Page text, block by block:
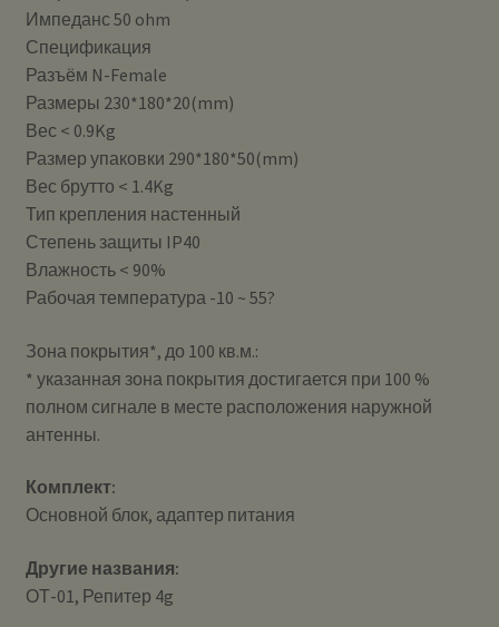
Импеданс 50 ohm
Спецификация
Разъём N-Female
Размеры 230*180*20(mm)
Вес < 0.9Kg
Размер упаковки 290*180*50(mm)
Вес брутто < 1.4Kg
Тип крепления настенный
Степень защиты IP40
Влажность < 90%
Рабочая температура -10 ~ 55?
Зона покрытия*, до 100 кв.м.:
* указанная зона покрытия достигается при 100 %
полном сигнале в месте расположения наружной
антенны.
Комплект:
Основной блок, адаптер питания
Другие названия:
ОТ-01, Репитер 4g